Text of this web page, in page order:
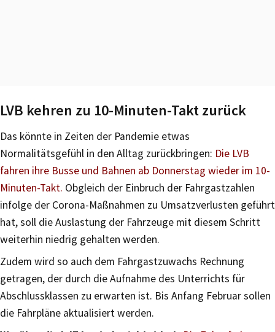
LVB kehren zu 10-Minuten-Takt zurück
Das könnte in Zeiten der Pandemie etwas
Normalitätsgefühl in den Alltag zurückbringen: Die LVB
fahren ihre Busse und Bahnen ab Donnerstag wieder im 10-
Minuten-Takt. Obgleich der Einbruch der Fahrgastzahlen
infolge der Corona-Maßnahmen zu Umsatzverlusten geführt
hat, soll die Auslastung der Fahrzeuge mit diesem Schritt
weiterhin niedrig gehalten werden.
Zudem wird so auch dem Fahrgastzuwachs Rechnung
getragen, der durch die Aufnahme des Unterrichts für
Abschlussklassen zu erwarten ist. Bis Anfang Februar sollen
die Fahrpläne aktualisiert werden.